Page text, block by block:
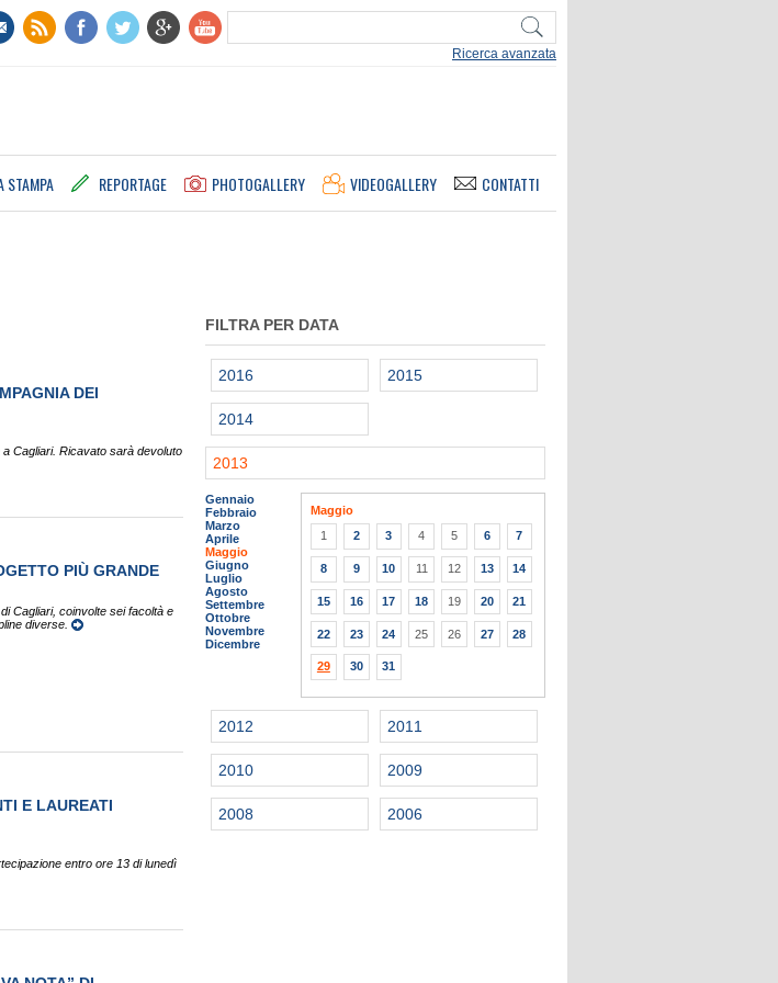
Ricerca avanzata
STAMPA REPORTAGE PHOTOGALLERY VIDEOGALLERY CONTATTI
DEI
Cagliari. Ricavato sarà devoluto
PIÙ GRANDE
Cagliari, coinvolte sei facoltà e
diverse.
E LAUREATI
entro ore 13 di lunedì
FILTRA PER DATA
2016 2015
2014
2013
Gennaio
Febbraio
Marzo
Aprile
Maggio
Giugno
Luglio
Agosto
Settembre
Ottobre
Novembre
Dicembre
Maggio
1
2 3 4 5 6 7
8 9 10 11 12 13 14
15 16 17 18 19 20 21
22 23 24 25 26 27 28
29 30 31
2012 2011
2010 2009
2008 2006